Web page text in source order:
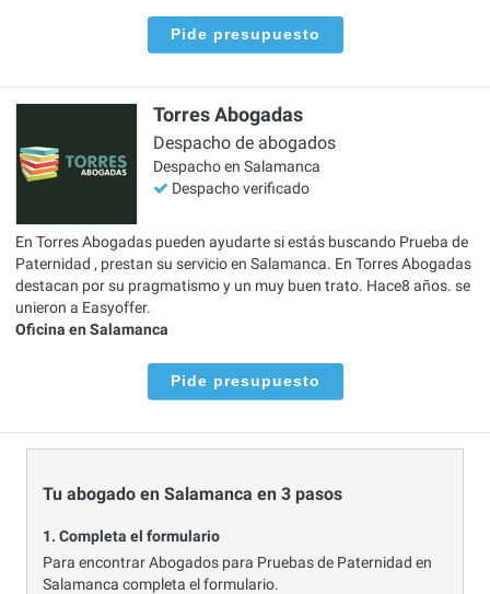
Pide presupuesto
Torres Abogadas
Despacho de abogados
Despacho en Salamanca
Despacho verificado
En Torres Abogadas pueden ayudarte si estás buscando Prueba de
Paternidad , prestan su servicio en Salamanca. En Torres Abogadas
destacan por su pragmatismo y un muy buen trato. Hace8 años. se
unieron a Easyoffer.
Oficina en Salamanca
Pide presupuesto
Tu abogado en Salamanca en 3 pasos
1. Completa el formulario
Para encontrar Abogados para Pruebas de Paternidad en
Salamanca completa el formulario.